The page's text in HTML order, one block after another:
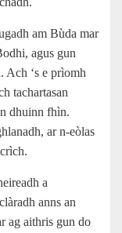
am Bùda mar
agus gun
Ach ‘s e prìomh
tachartasan
dhuinn fhìn.
ar n‑eòlas
a
anns an
ag aithris gun do